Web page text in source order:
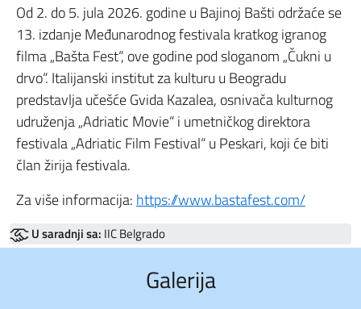
Od 2. do 5. jula 2026. godine u Bajinoj Bašti održaće se
13. izdanje Međunarodnog festivala kratkog igranog
filma „Bašta Fest“, ove godine pod sloganom „Čukni u
drvo“. Italijanski institut za kulturu u Beogradu
predstavlja učešće Gvida Kazalea, osnivača kulturnog
udruženja „Adriatic Movie“ i umetničkog direktora
festivala „Adriatic Film Festival“ u Peskari, koji će biti
član žirija festivala.
Za više informacija: https://www.bastafest.com/
U saradnji sa: IIC Belgrado
Galerija